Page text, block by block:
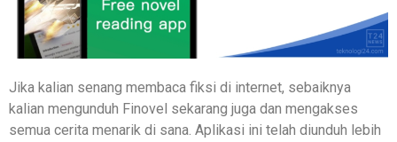
Jika kalian senang membaca fiksi di internet, sebaiknya
kalian mengunduh Finovel sekarang juga dan mengakses
semua cerita menarik di sana. Aplikasi ini telah diunduh lebih